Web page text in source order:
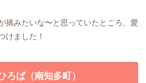
摘みたいな〜と思っていたところ、愛
けました！
ば（南知多町）